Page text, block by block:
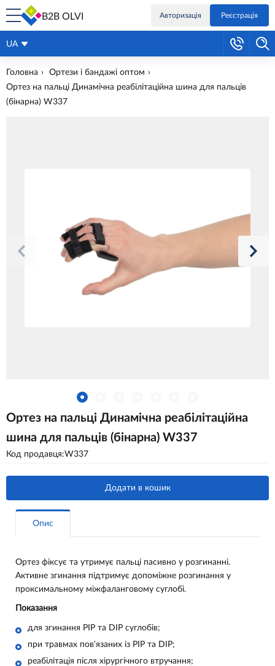
B2B OLVI Авторизація Реєстрація
UA
Головна
Ортези і бандажі оптом
Ортез на пальці Динамічна реабілітаційна шина для пальців
(бінарна) W337
Ортез на пальці Динамічна реабілітаційна
шина для пальців (бінарна) W337
Код продавця:W337
Додати в кошик
Опис
Ортез фіксує та утримує пальці пасивно у розгинанні.
Активне згинання підтримує допоміжне розгинання у
проксимальному міжфаланговому суглобі.
Показання
для згинання PIP та DIP суглобів;
при травмах пов'язаних із PIP та DIP;
реабілітація після хірургічного втручання;